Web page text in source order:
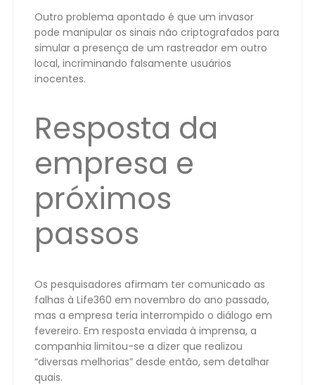
Outro problema apontado é que um invasor
pode manipular os sinais não criptografados para
simular a presença de um rastreador em outro
local, incriminando falsamente usuários
inocentes.
Resposta da
empresa e
próximos
passos
Os pesquisadores afirmam ter comunicado as
falhas à Life360 em novembro do ano passado,
mas a empresa teria interrompido o diálogo em
fevereiro. Em resposta enviada à imprensa, a
companhia limitou-se a dizer que realizou
“diversas melhorias” desde então, sem detalhar
quais.